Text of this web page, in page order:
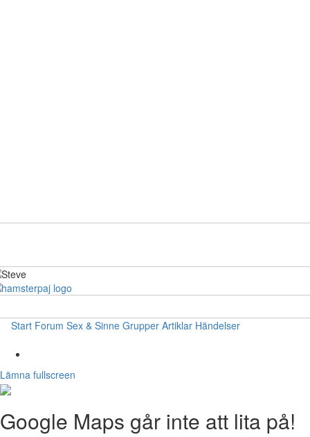
Start Forum Sex & Sinne Grupper Artiklar Händelser
Lämna fullscreen
Google Maps går inte att lita på!